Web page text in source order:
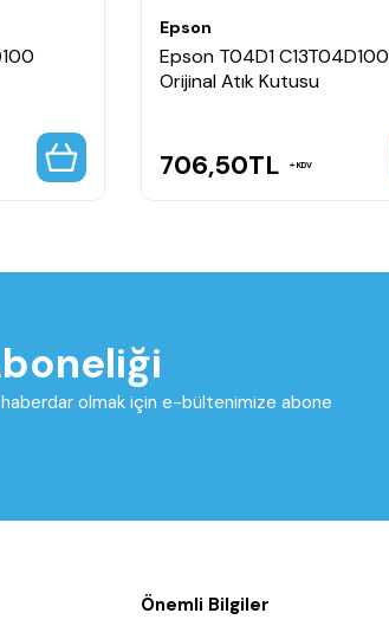
Epson
Epson T04D1 C13T04D100
Orijinal Atık Kutusu
706,50TL KDV
olmak için e-bültenimize abone
Önemli Bilgiler